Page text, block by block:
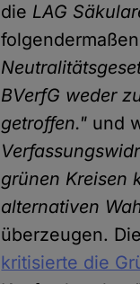
die LAG
BVerfG weder
getroffen." und
grünen Kreisen
alternativen
überzeugen. Die
kritisierte die